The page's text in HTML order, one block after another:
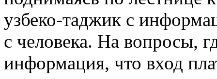
узбеко-таджик с
с человека. На вопросы,
информация, что вход